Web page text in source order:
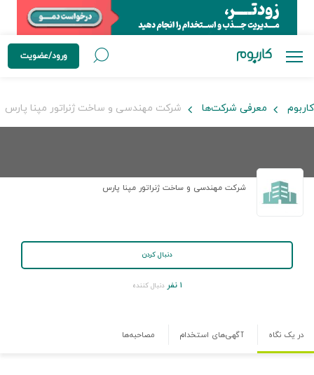
ورود/عضویت
کاربوم معرفی شرکت‌ها شرکت مهندسی و ساخت ژنراتور مپنا پارس
شرکت مهندسی و ساخت ژنراتور مپنا پارس
دنبال کردن
۱ نفر دنبال کننده
در یک نگاه آگهی‌های استخدام مصاحبه‌ها